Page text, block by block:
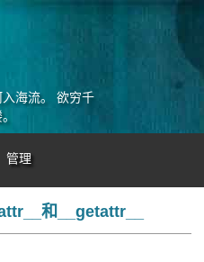
海流。 欲穷千
管理
和__getattr__